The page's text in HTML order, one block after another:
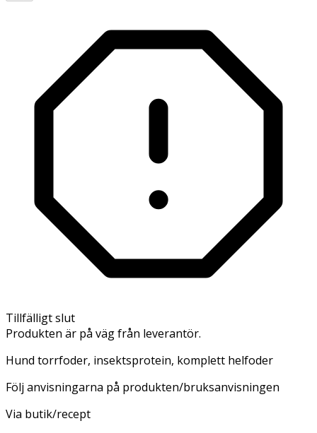
Tillfälligt slut
Produkten är på väg från leverantör.
Hund torrfoder, insektsprotein, komplett helfoder
Följ anvisningarna på produkten/bruksanvisningen
Via butik/recept